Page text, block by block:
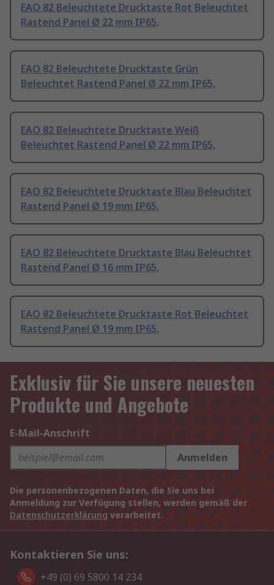
EAO 82 Beleuchtete Drucktaste Rot Beleuchtet
Rastend Panel Ø 22 mm IP65,
EAO 82 Beleuchtete Drucktaste Grün
Beleuchtet Rastend Panel Ø 22 mm IP65,
EAO 82 Beleuchtete Drucktaste Weiß
Beleuchtet Rastend Panel Ø 22 mm IP65,
EAO 82 Beleuchtete Drucktaste Blau Beleuchtet
Rastend Panel Ø 19 mm IP65,
EAO 82 Beleuchtete Drucktaste Blau Beleuchtet
Rastend Panel Ø 16 mm IP65,
EAO 82 Beleuchtete Drucktaste Rot Beleuchtet
Rastend Panel Ø 19 mm IP65,
Exklusiv für Sie unsere neuesten
Produkte und Angebote
E-Mail-Anschrift
Anmelden
Die personenbezogenen Daten, die Sie uns bei
Anmeldung zur Verfügung stellen, werden gemäß der
Datenschutzerklärung verarbeitet.
Kontaktieren Sie uns:
+49 (0) 69 5800 14 234